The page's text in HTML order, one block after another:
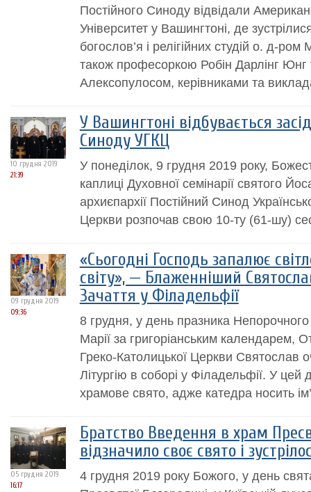
Постійного Синоду відвідали
Університет у Вашингтоні, де
богослов’я і релігійних студій о. д-
також професоркою Робін Дарлінг
Алексопулосом, керівниками та
10 грудня 2019
21:39
У Вашингтоні відбувається
Синоду УГКЦ
У понеділок, 9 грудня 2019 року,
каплиці Духовної семінарії святого
архиєпархії Постійний Синод
Церкви розпочав свою 10-ту (61-шу)
09 грудня 2019
09:36
«Сьогодні Господь запалює
світу», — Блаженніший
Зачаття у Філадельфії
8 грудня, у день празника Непорочного
Марії за григоріанським календарем,
Греко-Католицької Церкви Святослав
Літургію в соборі у Філадельфії. У
храмове свято, адже катедра носить
05 грудня 2019
16:17
Братство Введення в храм
відзначило своє свято і
4 грудня 2019 року Божого, у день